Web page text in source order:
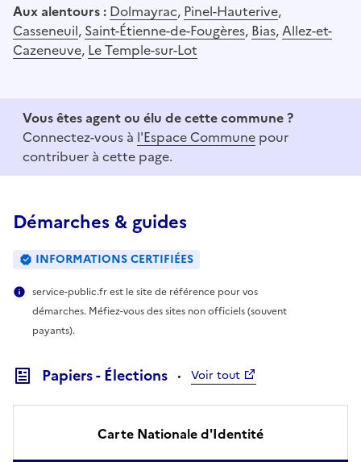
Aux alentours : Dolmayrac, Pinel-Hauterive,
Casseneuil, Saint-Étienne-de-Fougères, Bias,Allez-et-
Cazeneuve, Le Temple-sur-Lot
Vous êtes agent ou élu de cette commune ?
Connectez-vous à l'Espace Commune pour
contribuer à cette page.
Démarches & guides
INFORMATIONS CERTIFIÉES
service-public.fr est le site de référence pour vos
démarches. Méfiez-vous des sites non officiels (souvent
payants).
Papiers - Élections Voir tout
Carte Nationale d'Identité